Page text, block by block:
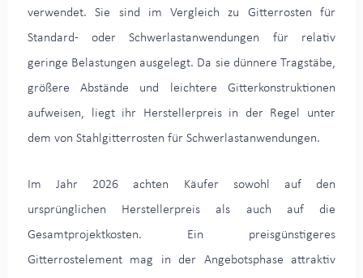
verwendet. Sie sind im Vergleich zu Gitterrosten für
Standard- oder Schwerlastanwendungen für relativ
geringe Belastungen ausgelegt. Da sie dünnere Tragstäbe,
größere Abstände und leichtere Gitterkonstruktionen
aufweisen, liegt ihr Herstellerpreis in der Regel unter
dem von Stahlgitterrosten für Schwerlastanwendungen.
Im Jahr 2026 achten Käufer sowohl auf den
ursprünglichen Herstellerpreis als auch auf die
Gesamtprojektkosten. Ein preisgünstigeres
Gitterrostelement mag in der Angebotsphase attraktiv